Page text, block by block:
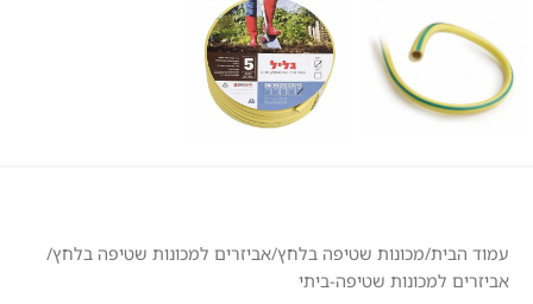
עמוד הבית/מכונות שטיפה בלחץ/אביזרים למכונות שטיפה בלחץ/
אביזרים למכונות שטיפה-ביתי